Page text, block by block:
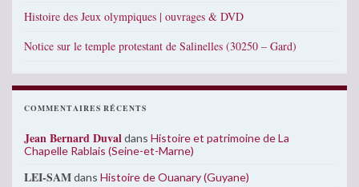
Histoire des Jeux olympiques | ouvrages & DVD
Notice sur le temple protestant de Salinelles (30250 – Gard)
COMMENTAIRES RÉCENTS
Jean Bernard Duvaldans Histoire et patrimoine de La
Chapelle Rablais (Seine-et-Marne)
LEI-SAMdans Histoire de Ouanary (Guyane)